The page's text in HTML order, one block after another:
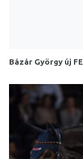
Bázár György új